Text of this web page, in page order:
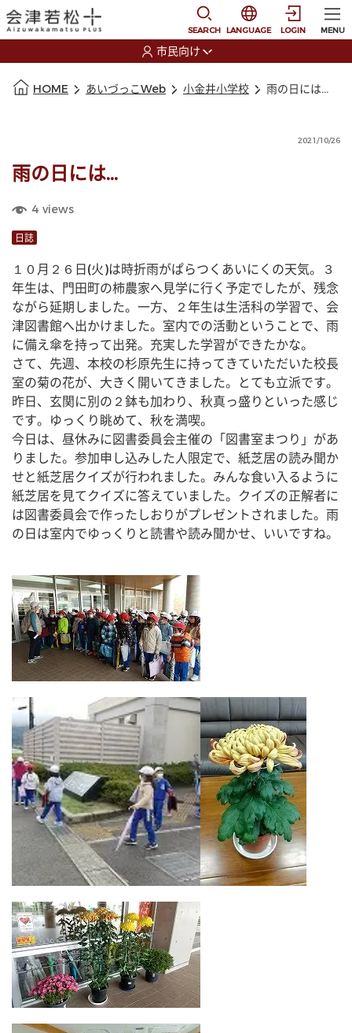
SEARCH
選択すると言語の切
LANGUAGE LOGIN MENU
市民向け
HOME あいづっこWeb 小金井小学校 雨の日には…
2021/10/26
雨の日には…
4 views
日誌
１０月２６日(火)は時折雨がぱらつくあいにくの天気。３
年生は、門田町の柿農家へ見学に行く予定でしたが、残念
ながら延期しました。一方、２年生は生活科の学習で、会
津図書館へ出かけました。室内での活動ということで、雨
に備え傘を持って出発。充実した学習ができたかな。
さて、先週、本校の杉原先生に持ってきていただいた校長
室の菊の花が、大きく開いてきました。とても立派です。
昨日、玄関に別の２鉢も加わり、秋真っ盛りといった感じ
です。ゆっくり眺めて、秋を満喫。
今日は、昼休みに図書委員会主催の「図書室まつり」があ
りました。参加申し込みした人限定で、紙芝居の読み聞か
せと紙芝居クイズが行われました。みんな食い入るように
紙芝居を見てクイズに答えていました。クイズの正解者に
は図書委員会で作ったしおりがプレゼントされました。雨
の日は室内でゆっくりと読書や読み聞かせ、いいですね。